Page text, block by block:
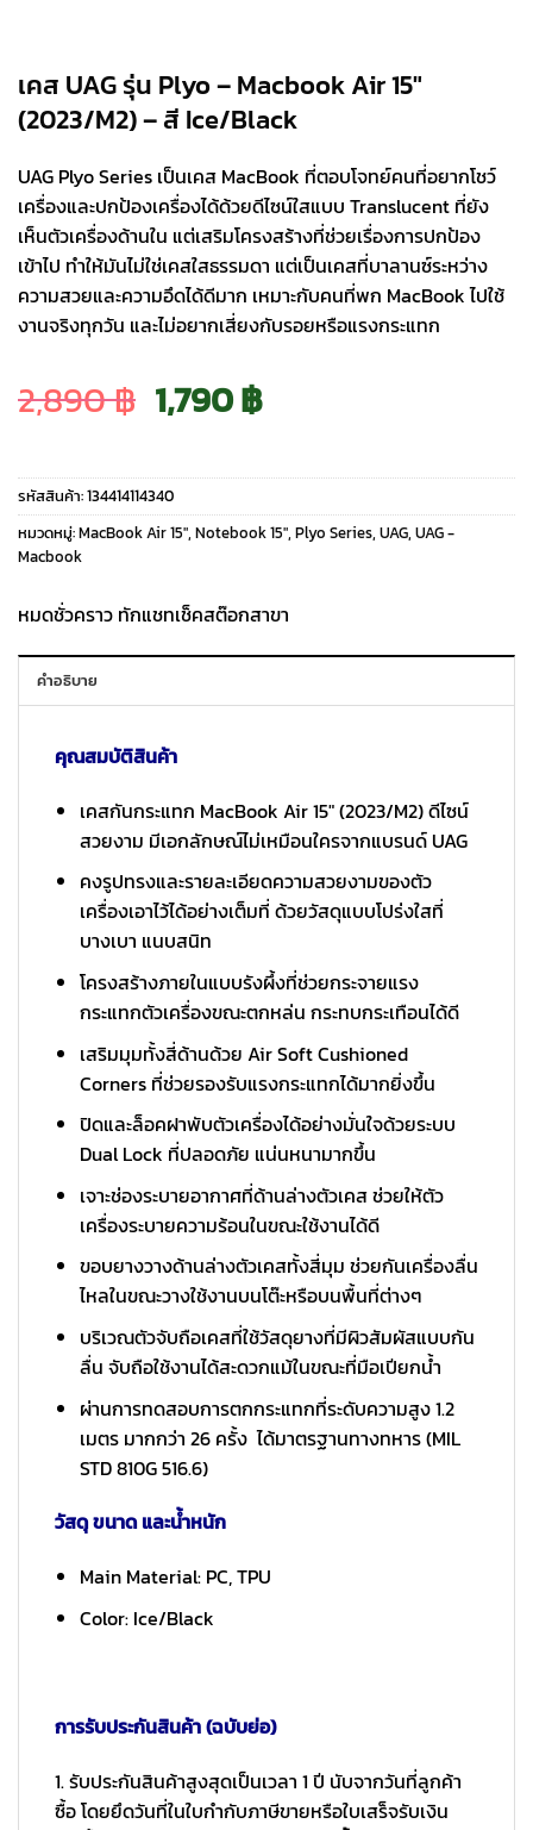
เคส UAG รุ่น Plyo – Macbook Air 15″
(2023/M2) – สี Ice/Black
UAG Plyo Series เป็นเคส MacBook ที่ตอบโจทย์คนที่อยากโชว์
เครื่องและปกป้องเครื่องได้ด้วยดีไซน์ใสแบบ Translucent ที่ยัง
เห็นตัวเครื่องด้านใน แต่เสริมโครงสร้างที่ช่วยเรื่องการปกป้อง
เข้าไป ทำให้มันไม่ใช่เคสใสธรรมดา แต่เป็นเคสที่บาลานซ์ระหว่าง
ความสวยและความอึดได้ดีมาก เหมาะกับคนที่พก MacBook ไปใช้
งานจริงทุกวัน และไม่อยากเสี่ยงกับรอยหรือแรงกระแทก
2,890฿ Original
price
was:
2,890 ฿.
1,790฿Current
price
is:
1,790 ฿.
รหัสสินค้า:134414114340
หมวดหมู่:MacBook Air 15″, Notebook 15", Plyo Series, UAG, UAG -
Macbook
หมดชั่วคราว ทักแชทเช็คสต๊อกสาขา
คำอธิบาย
คุณสมบัติสินค้า
เคสกันกระแทก MacBook Air 15″ (2023/M2) ดีไซน์
สวยงาม มีเอกลักษณ์ไม่เหมือนใครจากแบรนด์ UAG
คงรูปทรงและรายละเอียดความสวยงามของตัว
เครื่องเอาไว้ได้อย่างเต็มที่ ด้วยวัสดุแบบโปร่งใสที่
บางเบา แนบสนิท
โครงสร้างภายในแบบรังผึ้งที่ช่วยกระจายแรง
กระแทกตัวเครื่องขณะตกหล่น กระทบกระเทือนได้ดี
เสริมมุมทั้งสี่ด้านด้วย Air Soft Cushioned
Corners ที่ช่วยรองรับแรงกระแทกได้มากยิ่งขึ้น
ปิดและล็อคฝาพับตัวเครื่องได้อย่างมั่นใจด้วยระบบ
Dual Lock ที่ปลอดภัย แน่นหนามากขึ้น
เจาะช่องระบายอากาศที่ด้านล่างตัวเคส ช่วยให้ตัว
เครื่องระบายความร้อนในขณะใช้งานได้ดี
ขอบยางวางด้านล่างตัวเคสทั้งสี่มุม ช่วยกันเครื่องลื่น
ไหลในขณะวางใช้งานบนโต๊ะหรือบนพื้นที่ต่างๆ
บริเวณตัวจับถือเคสที่ใช้วัสดุยางที่มีผิวสัมผัสแบบกัน
ลื่น จับถือใช้งานได้สะดวกแม้ในขณะที่มือเปียกน้ำ
ผ่านการทดสอบการตกกระแทกที่ระดับความสูง 1.2
เมตร มากกว่า 26 ครั้ง ได้มาตรฐานทางทหาร (MIL
STD 810G 516.6)
วัสดุ ขนาด และน้ำหนัก
Main Material: PC, TPU
Color: Ice/Black
การรับประกันสินค้า (ฉบับย่อ)
1. รับประกันสินค้าสูงสุดเป็นเวลา 1 ปี นับจากวันที่ลูกค้า
ซื้อ โดยยึดวันที่ในใบกำกับภาษีขายหรือใบเสร็จรับเงิน